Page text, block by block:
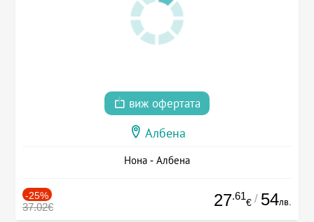
виж офертата
Албена
Нона - Албена
-25%
37.02€ 27.61
€ / 54лв.